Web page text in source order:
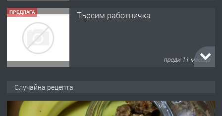
ПРЕДЛАГА Търсим работничка
преди 11 месеца
Случайна рецепта